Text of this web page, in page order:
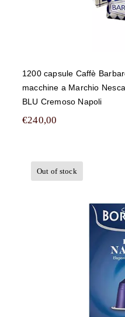
1200 capsule Caffè
macchine a Marchio
BLU Cremoso Napoli
€240,00
Out of stock
1000 capsule
Borbone
macchine a
REspresso